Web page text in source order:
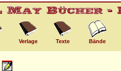
Verlage Texte Bände